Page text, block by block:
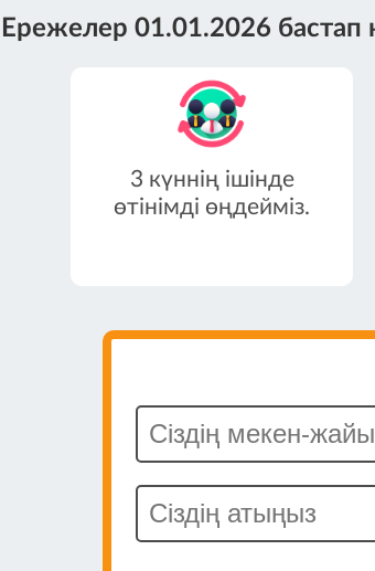
Ережелер 01.01.2026 бастап
3 күннің ішінде
өтінімді өңдейміз.